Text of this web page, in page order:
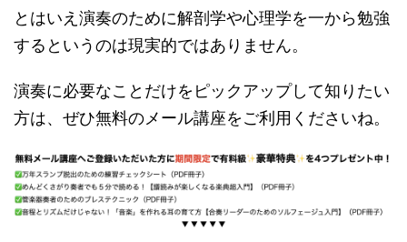
とはいえ演奏のために解剖学や心理学を一から勉強
するというのは現実的ではありません。
演奏に必要なことだけをピックアップして知りたい
方は、ぜひ無料のメール講座をご利用くださいね。